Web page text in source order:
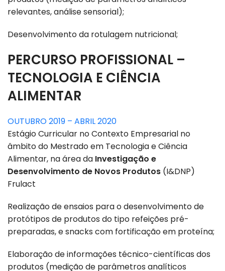
relevantes, análise sensorial);
Desenvolvimento da rotulagem nutricional;
PERCURSO PROFISSIONAL –
TECNOLOGIA E CIÊNCIA
ALIMENTAR
OUTUBRO 2019 – ABRIL 2020
Estágio Curricular no Contexto Empresarial no
âmbito do Mestrado em Tecnologia e Ciência
Alimentar, na área da Investigação e
Desenvolvimento de Novos Produtos (I&DNP)
Frulact
Realização de ensaios para o desenvolvimento de
protótipos de produtos do tipo refeições pré-
preparadas, e snacks com fortificação em proteína;
Elaboração de informações técnico-científicas dos
produtos (medição de parâmetros analíticos